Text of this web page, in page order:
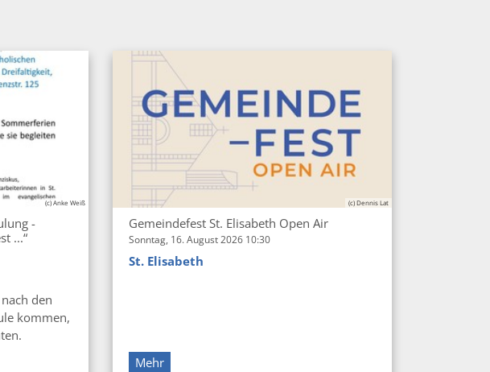
(c) Anke Weiß
-
...“
den
kommen,
(c) Dennis Lat
Gemeindefest St. Elisabeth Open Air
Sonntag, 16. August 2026 10:30
St. Elisabeth
Mehr